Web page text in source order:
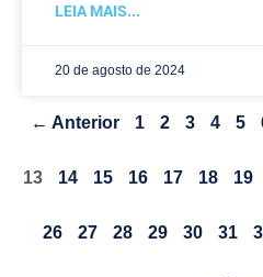
LEIA MAIS...
20 de agosto de 2024
← Anterior 1 2 3 4 5
13 14 15 16 17 18 19
26 27 28 29 30 31